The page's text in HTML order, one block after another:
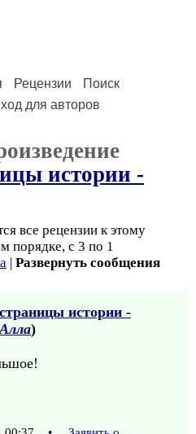
Рецензии
Поиск
для авторов
истории -
все рецензии к этому
порядке, с 3 по 1
| Развернуть сообщения
истории -
)